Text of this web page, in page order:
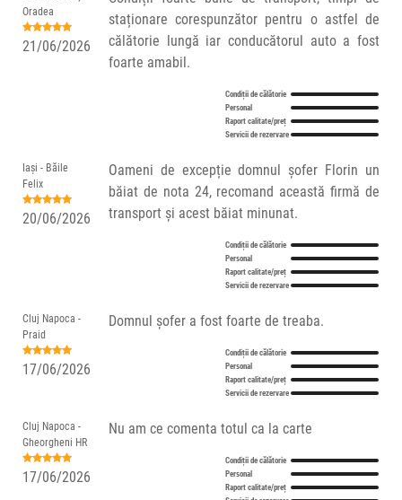
Oradea
21/06/2026
staționare corespunzător pentru o astfel de
călătorie lungă iar conducătorul auto a fost
foarte amabil.
Condiții de călătorie
Personal
Raport calitate/preț
Servicii de rezervare
Iași - Băile
Felix
20/06/2026
Oameni de excepție domnul șofer Florin un
băiat de nota 24, recomand această firmă de
transport și acest băiat minunat.
Condiții de călătorie
Personal
Raport calitate/preț
Servicii de rezervare
Cluj Napoca -
Praid
17/06/2026
Domnul șofer a fost foarte de treaba.
Condiții de călătorie
Personal
Raport calitate/preț
Servicii de rezervare
Cluj Napoca -
Gheorgheni HR
17/06/2026
Nu am ce comenta totul ca la carte
Condiții de călătorie
Personal
Raport calitate/preț